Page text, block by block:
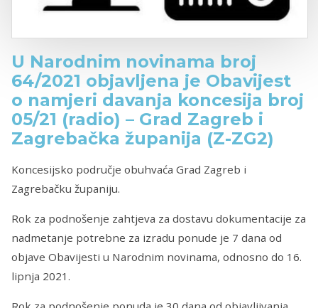
U Narodnim novinama broj
64/2021 objavljena je Obavijest
o namjeri davanja koncesija broj
05/21 (radio) – Grad Zagreb i
Zagrebačka županija (Z-ZG2)
Koncesijsko područje obuhvaća Grad Zagreb i
Zagrebačku županiju.
Rok za podnošenje zahtjeva za dostavu dokumentacije za
nadmetanje potrebne za izradu ponude je 7 dana od
objave Obavijesti u Narodnim novinama, odnosno do ‎16.
‎lipnja‎ ‎2021‎.